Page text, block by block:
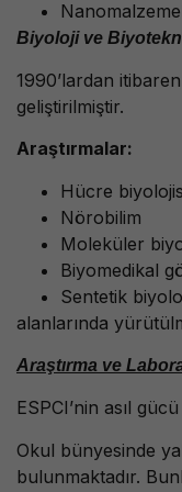
Biyoloji ve
1990’lardan
geliştirilmiştir.
Araştırmalar:
Hücre
Nörobilim
Moleküler
Biyomedikal
Sentetik
alanlarında
Araştırma ve
ESPCI’nin asıl
Okul bünyesinde
bulunmaktadır.